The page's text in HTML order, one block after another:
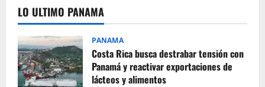
LO ULTIMO PANAMA
PANAMA
Costa Rica busca destrabar tensión con
Panamá y reactivar exportaciones de
lácteos y alimentos